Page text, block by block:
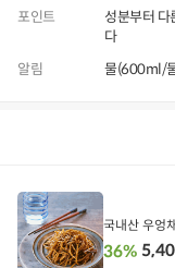
포인트
성분부터 다
다
알림
물(600ml/
상
품
정
보
국내산 우엉
36%